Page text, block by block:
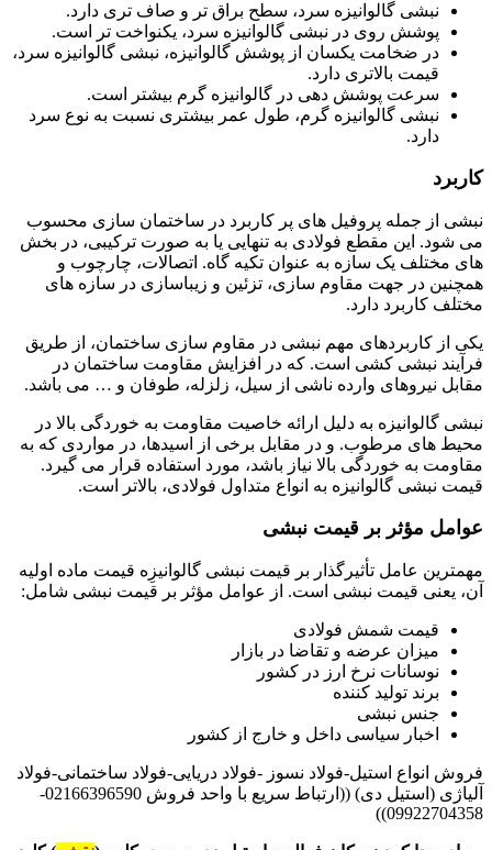
نبشی گالوانیزه سرد، سطح براق تر و صاف تری دارد.
پوشش روی در نبشی گالوانیزه سرد، یکنواخت تر است.
در ضخامت یکسان از پوشش گالوانیزه، نبشی گالوانیزه سرد،
قیمت بالاتری دارد.
سرعت پوشش دهی در گالوانیزه گرم بیشتر است.
نبشی گالوانیزه گرم، طول عمر بیشتری نسبت به نوع سرد
دارد.
کاربرد
نبشی از جمله پروفیل های پر کاربرد در ساختمان سازی محسوب
می شود. این مقطع فولادی به تنهایی یا به صورت ترکیبی، در بخش
های مختلف یک سازه به عنوان تکیه گاه. اتصالات، چارچوب و
همچنین در جهت مقاوم سازی، تزئین و زیباسازی در سازه های
مختلف کاربرد دارد.
یکی از کاربردهای مهم نبشی در مقاوم سازی ساختمان، از طریق
فرآیند نبشی کشی است. که در افزایش مقاومت ساختمان در
مقابل نیروهای وارده ناشی از سیل، زلزله، طوفان و … می باشد.
نبشی گالوانیزه به دلیل ارائه خاصیت مقاومت به خوردگی بالا در
محیط های مرطوب. و در مقابل برخی از اسیدها، در مواردی که به
مقاومت به خوردگی بالا نیاز باشد، مورد استفاده قرار می گیرد.
قیمت نبشی گالوانیزه به انواع متداول فولادی، بالاتر است.
عوامل مؤثر بر قیمت نبشی
مهمترین عامل تأثیرگذار بر قیمت نبشی گالوانیزِه قیمت ماده اولیه
آن، یعنی قیمت نبشی است. از عوامل مؤثر بر قیمت نبشی شامل:
قیمت شمش فولادی
میزان عرضه و تقاضا در بازار
نوسانات نرخ ارز در کشور
برند تولید کننده
جنس نبشی
اخبار سیاسی داخل و خارج از کشور
فروش انواع استیل-فولاد نسوز -فولاد دریایی-فولاد ساختمانی-فولاد
آلیاژی (استیل دی) ((ارتباط سریع با واحد فروش 02166396590-
09922704358))